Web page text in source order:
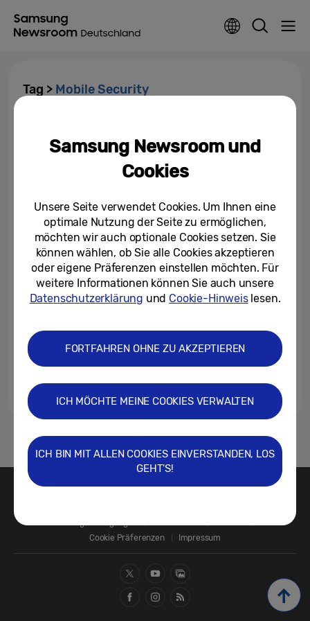
Tag > Mobile Security
Security Rewards Programm für
mehr Sicherheit
Updates für lange Lebensdauer:
Samsung verlängert den
Zeitraum von Updates für...
09.03.2021
Cookie Präferenzen
Impressum
Samsung Newsroom und
Cookies
Unsere Seite verwendet Cookies. Um Ihnen eine
optimale Nutzung der Seite zu ermöglichen,
möchten wir auch optionale Cookies setzen. Sie
können wählen, ob Sie alle Cookies akzeptieren
oder eigene Präferenzen einstellen möchten. Für
weitere Informationen können Sie auch unsere
Datenschutzerklärung und Cookie-Hinweislesen.
FORTFAHREN OHNE ZU AKZEPTIEREN
ICH MÖCHTE MEINE COOKIES VERWALTEN
ICH BIN MIT ALLEN COOKIES EINVERSTANDEN, LOS
GEHT'S!